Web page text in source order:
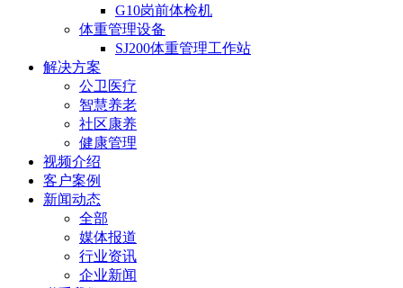
G10岗前体检机
体重管理设备
SJ200体重管理工作站
解决方案
公卫医疗
智慧养老
社区康养
健康管理
视频介绍
客户案例
新闻动态
全部
媒体报道
行业资讯
企业新闻